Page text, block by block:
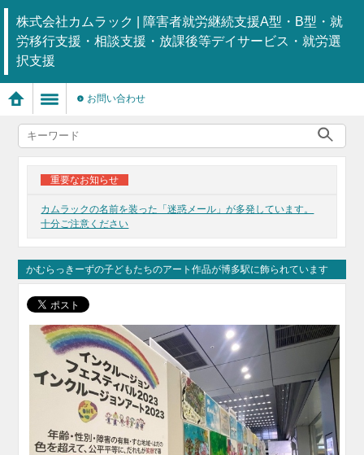
株式会社カムラック | 障害者就労継続支援A型・B型・就
労移行支援・相談支援・放課後等デイサービス・就労選
択支援
お問い合わせ
重要なお知らせ
カムラックの名前を装った「迷惑メール」が多発しています。
十分ご注意ください
かむらっきーずの子どもたちのアート作品が博多駅に飾られています